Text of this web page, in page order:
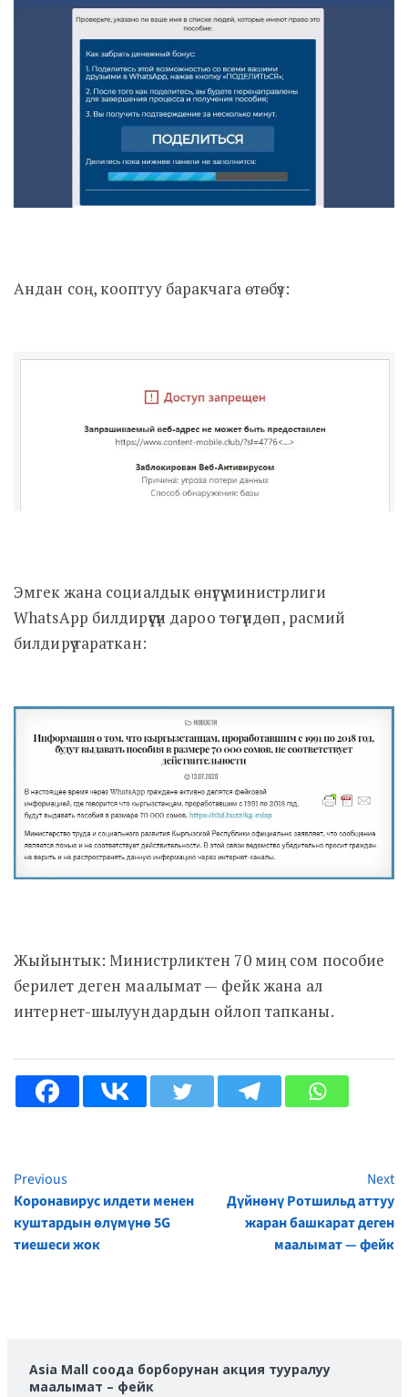
Андан соң, кооптуу баракчага өтөбүз:
Эмгек жана социалдык өнүгүү министрлиги
WhatsApp билдирүүсүн дароо төгүндөп, расмий
билдирүү тараткан:
Жыйынтык: Министрликтен 70 миң сом пособие
берилет деген маалымат — фейк жана ал
интернет-шылуундардын ойлоп тапканы.
Continue
Reading
Previous
Коронавирус илдети менен
куштардын өлүмүнө 5G
тиешеси жок
Next
Дүйнөнү Ротшильд аттуу
жаран башкарат деген
маалымат — фейк
Asia Mall соода борборунан акция тууралуу
маалымат – фейк